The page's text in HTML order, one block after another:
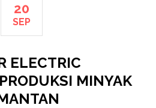
20
SEP
ELECTRIC
MINYAK